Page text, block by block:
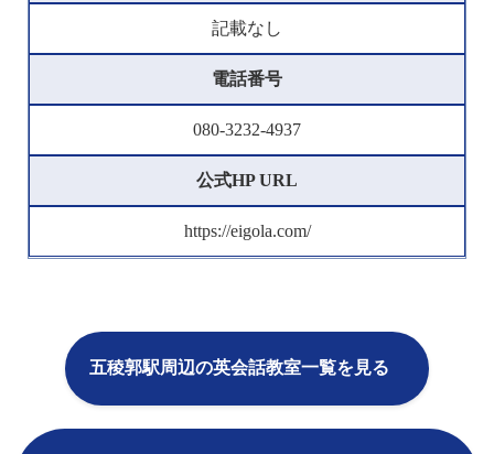
記載なし
電話番号
080-3232-4937
公式HP URL
https://eigola.com/
五稜郭駅周辺の英会話教室一覧を見る